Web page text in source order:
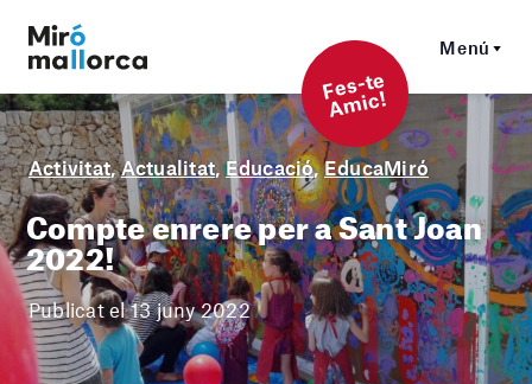
Menú
F
es-t
e
A
mi
c!
Activitat,Actualitat,Educació,EducaMiró
Compte enrere per a Sant Joan
2022!
Publicat el 13 juny 2022